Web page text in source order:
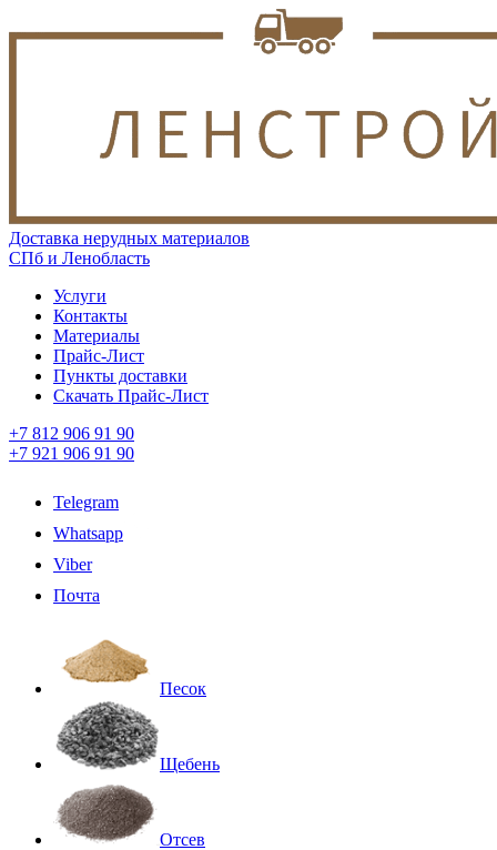
Доставка нерудных материалов
СПб и Ленобласть
Услуги
Контакты
Материалы
Прайс-Лист
Пункты доставки
Скачать Прайс-Лист
+7 812 906 91 90
+7 921 906 91 90
Telegram
Whatsapp
Viber
Почта
Песок
Щебень
Отсев